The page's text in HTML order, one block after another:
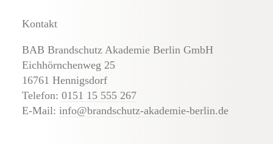
Kontakt
BAB Brandschutz Akademie Berlin GmbH
Eichhörnchenweg 25
16761 Hennigsdorf
Telefon: 0151 15 555 267
E-Mail: info@brandschutz-akademie-berlin.de